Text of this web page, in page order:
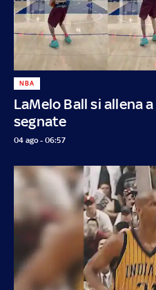
LaMelo Ball si allena
segnate
NBA
04 ago - 06:57